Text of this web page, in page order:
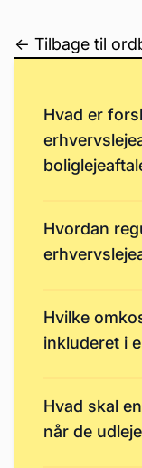
← Tilbage til
Hvad er
Hvordan
Hvilke
inkluderet i
Hvad skal
når de